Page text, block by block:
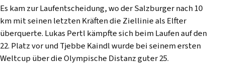
Es kam zur Laufentscheidung, wo der Salzburger nach 10
km mit seinen letzten Kräften die Ziellinie als Elfter
überquerte. Lukas Pertl kämpfte sich beim Laufen auf den
22. Platz vor und Tjebbe Kaindl wurde bei seinem ersten
Weltcup über die Olympische Distanz guter 25.